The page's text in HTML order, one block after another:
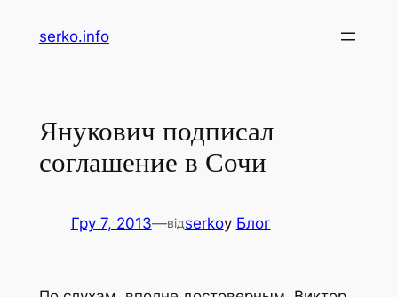
serko.info
Янукович подписал
соглашение в Сочи
Гру 7, 2013—відserkoу Блог